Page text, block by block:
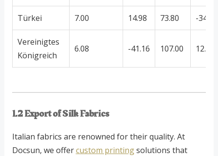
Türkei 7.00 14.98 73.80 -34.43
Vereinigtes
Königreich
6.08 -41.16 107.00 12.31
1.2 Export of Silk Fabrics
Italian fabrics are renowned for their quality. At
Docsun, we offercustom printingsolutions that